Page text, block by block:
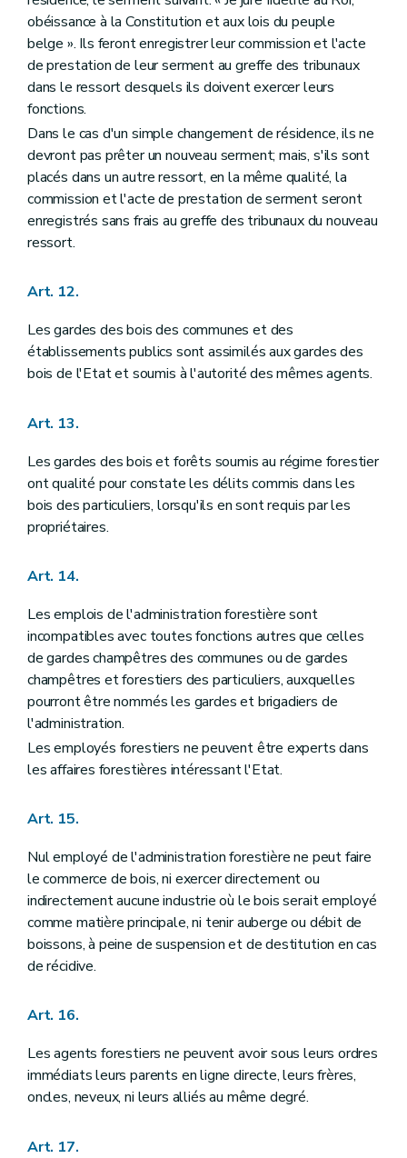
Art. 184
obéissance à la Constitution et aux lois du peuple
belge ». Ils feront enregistrer leur commission et l'acte
de prestation de leur serment au greffe des tribunaux
dans le ressort desquels ils doivent exercer leurs
fonctions.
Dans le cas d'un simple changement de résidence, ils ne
devront pas prêter un nouveau serment; mais, s'ils sont
placés dans un autre ressort, en la même qualité, la
commission et l'acte de prestation de serment seront
enregistrés sans frais au greffe des tribunaux du nouveau
ressort.
Art. 12.
Les gardes des bois des communes et des
établissements publics sont assimilés aux gardes des
bois de l'Etat et soumis à l'autorité des mêmes agents.
Art. 13.
Les gardes des bois et forêts soumis au régime forestier
ont qualité pour constate les délits commis dans les
bois des particuliers, lorsqu'ils en sont requis par les
propriétaires.
Art. 14.
Les emplois de l'administration forestière sont
incompatibles avec toutes fonctions autres que celles
de gardes champêtres des communes ou de gardes
champêtres et forestiers des particuliers, auxquelles
pourront être nommés les gardes et brigadiers de
l'administration.
Les employés forestiers ne peuvent être experts dans
les affaires forestières intéressant l'Etat.
Art. 15.
Nul employé de l'administration forestière ne peut faire
le commerce de bois, ni exercer directement ou
indirectement aucune industrie où le bois serait employé
comme matière principale, ni tenir auberge ou débit de
boissons, à peine de suspension et de destitution en cas
de récidive.
Art. 16.
Les agents forestiers ne peuvent avoir sous leurs ordres
immédiats leurs parents en ligne directe, leurs frères,
oncles, neveux, ni leurs alliés au même degré.
Art. 17.